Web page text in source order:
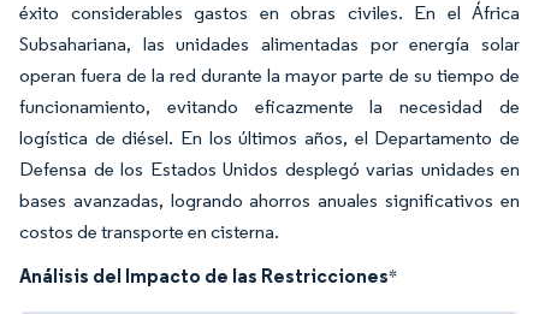
éxito considerables gastos en obras civiles. En el África
Subsahariana, las unidades alimentadas por energía solar
operan fuera de la red durante la mayor parte de su tiempo de
funcionamiento, evitando eficazmente la necesidad de
logística de diésel. En los últimos años, el Departamento de
Defensa de los Estados Unidos desplegó varias unidades en
bases avanzadas, logrando ahorros anuales significativos en
costos de transporte en cisterna.
Análisis del Impacto de las Restricciones*